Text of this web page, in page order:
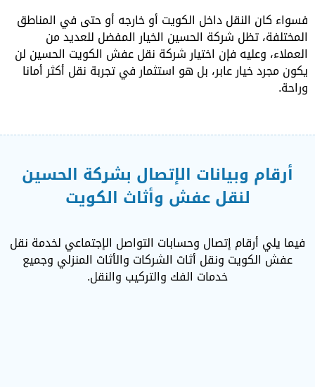
فسواء كان النقل داخل الكويت أو خارجه أو حتى في المناطق
المختلفة، تظل شركة الحسين الخيار المفضل للعديد من
العملاء، وعليه فإن اختيار شركة نقل عفش الكويت الحسين لن
يكون مجرد خيار عابر، بل هو استثمار في تجربة نقل أكثر أمانا
وراحة.
أرقام وبيانات الإتصال بشركة الحسين
لنقل عفش وأثاث الكويت
فيما يلي أرقام إتصال وحسابات التواصل الإجتماعي لخدمة نقل
عفش الكويت ونقل أثاث الشركات والأثاث المنزلي وجميع
خدمات الفك والتركيب والنقل.